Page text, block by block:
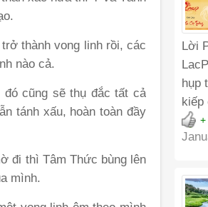
thành vong linh rồi, các
nào cả.
cũng sẽ thụ đắc tất cả
tánh xấu, hoàn toàn đầy
đi thì Tâm Thức bùng lên
mình.
Lời
hụp
+